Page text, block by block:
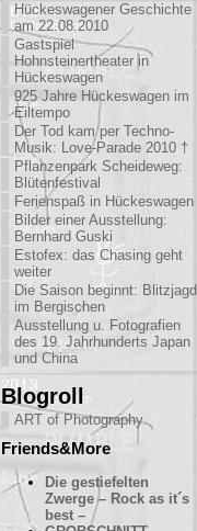
Hückeswagener Geschichte
am 22.08.2010
Gastspiel
Hohnsteinertheater in
Hückeswagen
925 Jahre Hückeswagen im
Eiltempo
Der Tod kam per Techno-
Musik: Love-Parade 2010 †
Pflanzenpark Scheideweg:
Blütenfestival
Ferienspaß in Hückeswagen
Bilder einer Ausstellung:
Bernhard Guski
Estofex: das Chasing geht
weiter
Die Saison beginnt: Blitzjagd
im Bergischen
Ausstellung u. Fotografien
des 19. Jahrhunderts Japan
und China
Blogroll
ART of Photography
Friends&More
Die gestiefelten
Zwerge – Rock as it´s
best –